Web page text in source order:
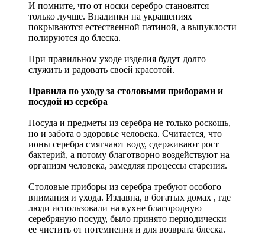
И помните, что от носки серебро становятся
только лучше. Впадинки на украшениях
покрываются естественной патиной, а выпуклости
полируются до блеска.
При правильном уходе изделия будут долго
служить и радовать своей красотой.
Правила по уходу за столовыми приборами и
посудой из серебра
Посуда и предметы из серебра не только роскошь,
но и забота о здоровье человека. Считается, что
ионы серебра смягчают воду, сдерживают рост
бактерий, а потому благотворно воздействуют на
организм человека, замедляя процессы старения.
Столовые приборы из серебра требуют особого
внимания и ухода. Издавна, в богатых домах , где
люди использовали на кухне благородную
серебряную посуду, было принято периодически
ее чистить от потемнения и для возврата блеска.